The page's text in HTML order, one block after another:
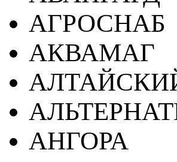
АГРОСНАБ
АКВАМАГ
АНГОРА